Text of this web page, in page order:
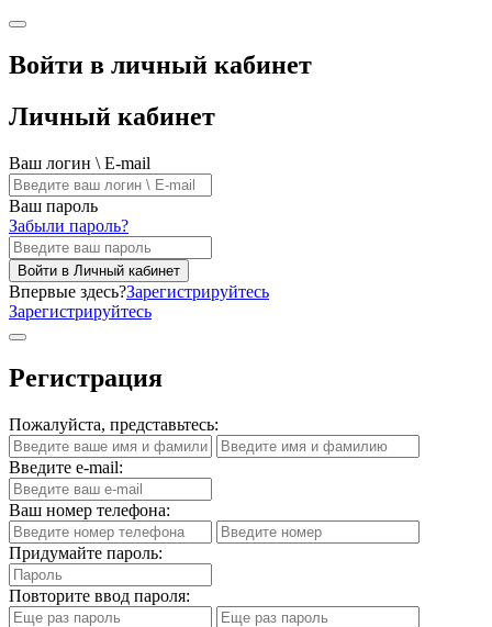
Войти в личный кабинет
Личный кабинет
Ваш логин \ E-mail
Ваш пароль
Забыли пароль?
Войти в Личный кабинет
Впервые здесь?Зарегистрируйтесь
Зарегистрируйтесь
Регистрация
Пожалуйста, представьтесь:
Введите e-mail:
Ваш номер телефона:
Придумайте пароль:
Повторите ввод пароля: